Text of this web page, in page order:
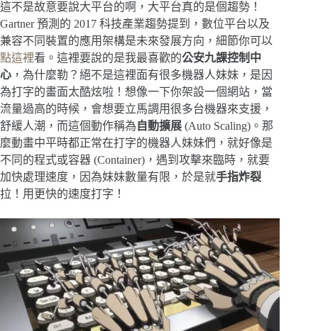
這不是故意要說大平台的啊，大平台真的是個趨勢！
Gartner 預測的 2017 科技產業趨勢提到，數位平台以及
兼容不同裝置的應用架構是未來發展方向，細節你可以
點這裡看。這裡要說的是我最喜歡的公安九課控制中
心 ，為什麼勒？絕不是這裡面有很多機器人妹妹，是因
為打字的畫面太酷炫啦！想像一下你架設一個網站，當
流量過高的時候，會想要立馬調用很多台機器來支援，
舒緩人潮，而這個動作稱為 自動擴展 (Auto Scaling)。那
麼動畫中平時都正常在打字的機器人妹妹們，就好像是
不同的程式或容器 (Container)，遇到攻擊來臨時，就要
加快處理速度，因為妹妹數量有限，於是就手指炸裂
拉！用更快的速度打字！